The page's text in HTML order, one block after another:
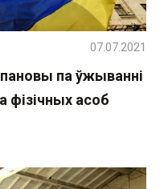
па ўжыванні
фізічных асоб
07.07.2021